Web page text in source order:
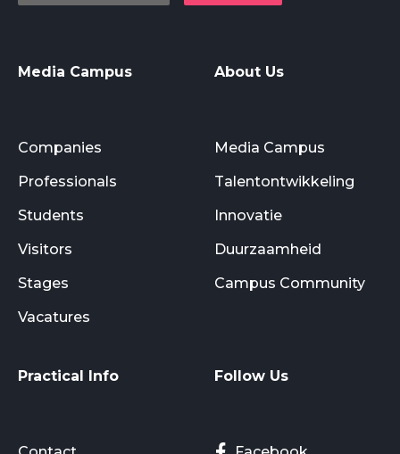
Media Campus
Companies
Professionals
Students
Visitors
Stages
Vacatures
About Us
Media Campus
Talentontwikkeling
Innovatie
Duurzaamheid
Campus Community
Practical Info Follow Us